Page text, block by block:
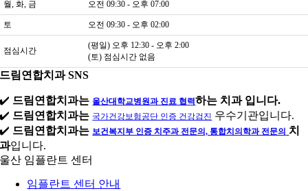
월, 화, 금 오전 09:30 - 오후 07:00
토 오전 09:30 - 오후 02:00
점심시간
(평일) 오후 12:30 - 오후 2:00
(토) 점심시간 없음
드림연합치과 SNS
✔️ 드림연합치과는 울산대학교병원과 진료 협력하는 치과 입니다.
✔️ 드림연합치과는 국가건강보험공단 인증 건강검진 우수기관입니다.
✔️ 드림연합치과는 보건복지부 인증 치주과 전문의, 통합치의학과 전문의 치
과입니다.
울산 임플란트 센터
임플란트 센터 안내